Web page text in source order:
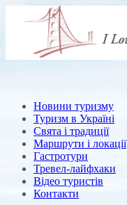
Новини туризму
Туризм в Україні
Свята і традиції
Маршрути і локації
Гастротури
Тревел-лайфхаки
Відео туристів
Контакти